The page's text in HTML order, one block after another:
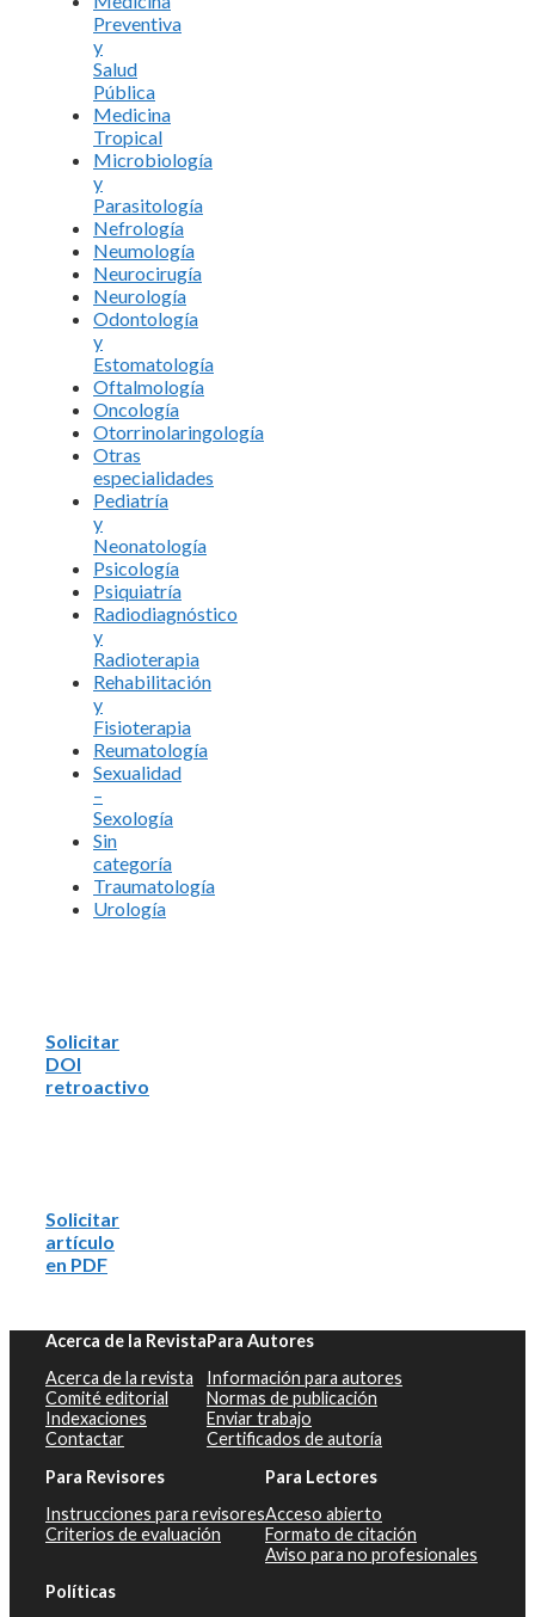
Preventiva
y
Salud
Pública
Medicina
Tropical
Microbiología
y
Parasitología
Nefrología
Neumología
Neurocirugía
Neurología
Odontología
y
Estomatología
Oftalmología
Oncología
Otorrinolaringología
Otras
especialidades
Pediatría
y
Neonatología
Psicología
Psiquiatría
Radiodiagnóstico
y
Radioterapia
Rehabilitación
y
Fisioterapia
Reumatología
Sexualidad
–
Sexología
Sin
categoría
Traumatología
Urología
Solicitar
DOI
retroactivo
Solicitar
artículo
en PDF
Acerca de la Revista
Acerca de la revista
Comité editorial
Indexaciones
Contactar
Para Autores
Información para autores
Normas de publicación
Enviar trabajo
Certificados de autoría
Para Revisores
Instrucciones para revisores
Criterios de evaluación
Para Lectores
Acceso abierto
Formato de citación
Aviso para no profesionales
Políticas